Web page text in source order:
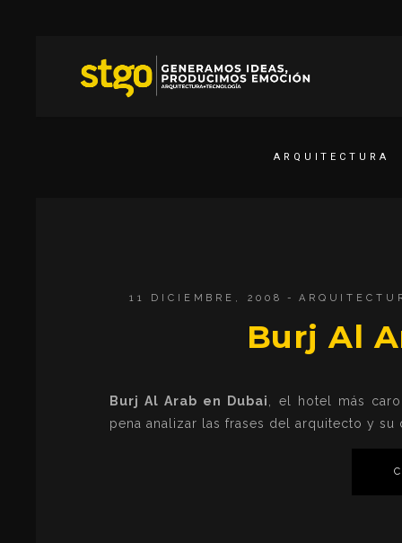
ARQUITECTURA
11 DICIEMBRE, 2008
Burj Al
Burj Al Arab en Dubai
, el hotel más
pena analizar las frases del arquitecto y